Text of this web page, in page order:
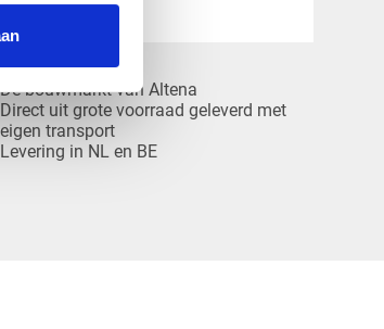
Dé bouwmarkt van Altena
Direct uit grote voorraad geleverd met
eigen transport
Levering in NL en BE